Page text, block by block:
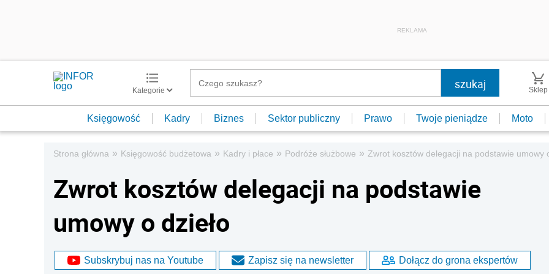
REKLAMA
Kategorie Sklep
Księgowość Kadry Biznes Sektor publiczny Prawo Twoje pieniądze Moto
Strona główna » Księgowość budżetowa » Kadry i płace » Podróże służbowe » Zwrot kosztów delegacji na podstawie umowy
Zwrot kosztów delegacji na podstawie
umowy o dzieło
Subskrybuj nas na Youtube Zapisz się na newsletter Dołącz do grona ekspertów